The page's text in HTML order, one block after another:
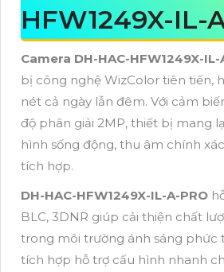
HFW1249X-IL-
Camera DH-HAC-HFW1249X-IL-
bị công nghệ WizColor tiên tiến,
nét cả ngày lẫn đêm. Với cảm
độ phân giải 2MP, thiết bị mang
hình sống động, thu âm chính
tích hợp.
DH-HAC-HFW1249X-IL-A-PRO
BLC, 3DNR giúp cải thiện chất
trong môi trường ánh sáng phức
tích hợp hỗ trợ cấu hình nhanh